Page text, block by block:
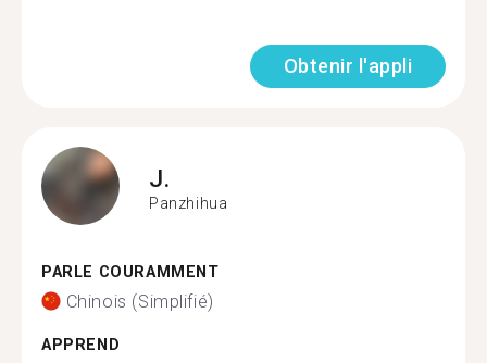
Obtenir l'appli
J.
Panzhihua
PARLE COURAMMENT
Chinois (Simplifié)
APPREND